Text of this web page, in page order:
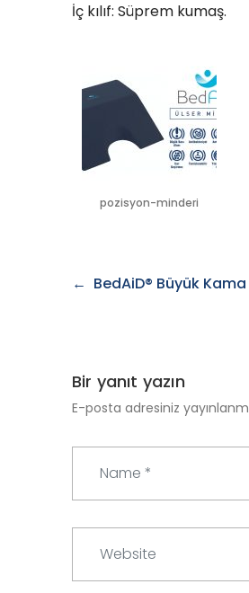
İç kılıf: Süprem kumaş.
pozisyon-minderi
YazıBedAiD® Büyük Kama
Bir yanıt yazın
E-posta adresiniz
m
e
b